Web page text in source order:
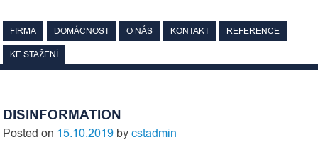
FIRMA DOMÁCNOST O NÁS KONTAKT REFERENCE
KE STAŽENÍ
DISINFORMATION
Posted on 15.10.2019 bycstadmin